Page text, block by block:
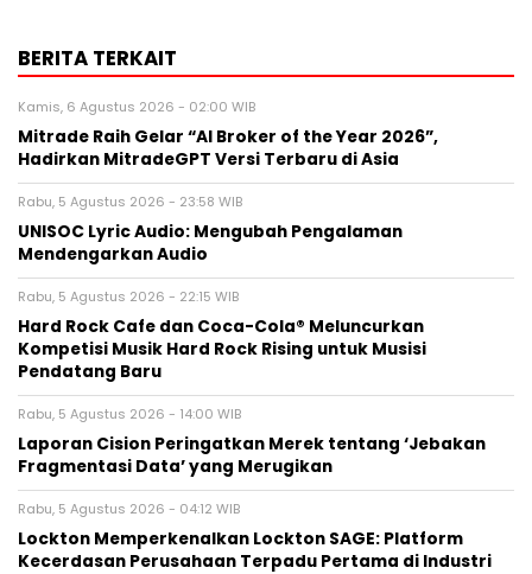
BERITA TERKAIT
Kamis, 6 Agustus 2026 - 02:00 WIB
Mitrade Raih Gelar “AI Broker of the Year 2026”,
Hadirkan MitradeGPT Versi Terbaru di Asia
Rabu, 5 Agustus 2026 - 23:58 WIB
UNISOC Lyric Audio: Mengubah Pengalaman
Mendengarkan Audio
Rabu, 5 Agustus 2026 - 22:15 WIB
Hard Rock Cafe dan Coca-Cola® Meluncurkan
Kompetisi Musik Hard Rock Rising untuk Musisi
Pendatang Baru
Rabu, 5 Agustus 2026 - 14:00 WIB
Laporan Cision Peringatkan Merek tentang ‘Jebakan
Fragmentasi Data’ yang Merugikan
Rabu, 5 Agustus 2026 - 04:12 WIB
Lockton Memperkenalkan Lockton SAGE: Platform
Kecerdasan Perusahaan Terpadu Pertama di Industri